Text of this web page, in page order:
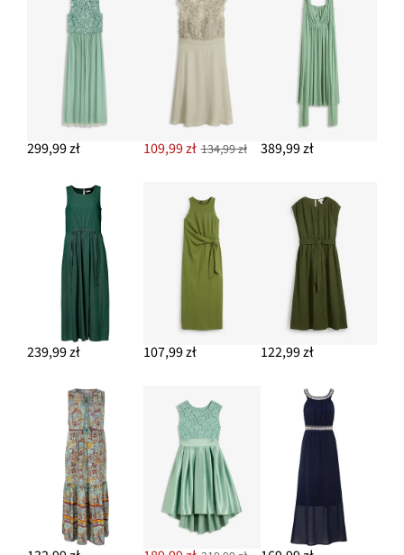
299,99 zł 109,99 zł 134,99 zł 389,99 zł
239,99 zł 107,99 zł 122,99 zł